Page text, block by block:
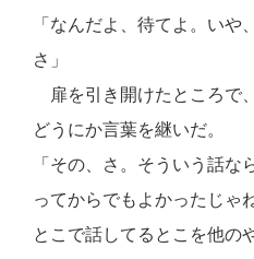
「なんだよ、待てよ。い
さ」
扉を引き開けたところで
どうにか言葉を継いだ。
「その、さ。そういう話
ってからでもよかったじゃ
とこで話してるとこを他の